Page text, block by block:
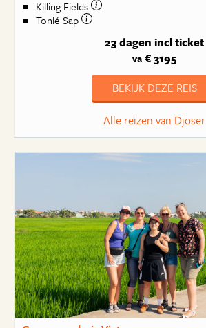
Killing Fields
Tonlé Sap
23 dagen incl ticket
va € 3195
BEKIJK DEZE REIS
Alle reizen van Djoser